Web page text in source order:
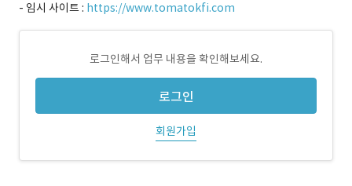
- 임시 사이트 : https://www.tomatokfi.com
로그인해서 업무 내용을 확인해보세요.
로그인
회원가입